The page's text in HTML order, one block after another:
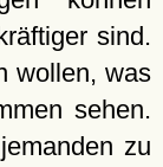
sind.
wollen, was
sehen.
zu